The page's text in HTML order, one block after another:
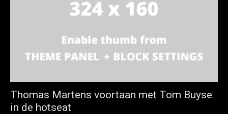
Thomas Martens voortaan met Tom Buyse
in de hotseat